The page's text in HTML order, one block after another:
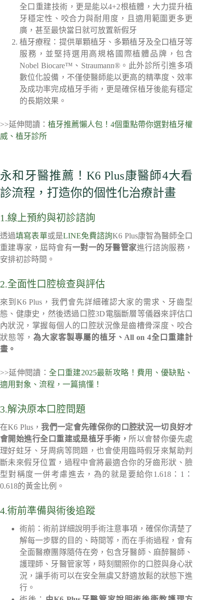
全口重建技術，更是能以4+2根植體，大力提升植
牙穩定性、咬合力與耐用度，且適用範圍更多更
廣，甚至最快當日就可放置新假牙
植牙療程：提供單顆植牙、多顆植牙及全口植牙等
服務，並堅持選用高規格國際植體品牌，包含
Nobel Biocare™、Straumann®。此外診所引進多項
數位化設備，不僅使醫師能以更高的精準度、效率
及成功率完成植牙手術，更是確保植牙後能有穩定
的長期效果。
>>延伸閱讀：植牙推薦懶人包！4個重點帶你選對植牙權
威、植牙診所
永和牙醫推薦！K6 Plus康醫師4大看
診流程，打造你的個性化治療計畫
1.線上預約與初診諮詢
透過填寫表單或是LINE免費諮詢K6 Plus康智為醫師全口
重建專家，屆時會有一對一的牙醫管家進行諮詢服務，
安排初診時間。
2.全面性口腔檢查與評估
來到K6 Plus，我們會先詳細確認大家的需求、牙齒型
態、健康史，然後透過口腔3D電腦斷層等儀器來評估口
內狀況，掌握每個人的口腔狀況像是齒槽骨深度、咬合
狀態等， 為大家客製專屬的植牙、All on 4全口重建計
畫。
>>延伸閱讀：全口重建2025最新攻略！費用、優缺點、
適用對象、流程，一篇搞懂！
3.解決原本口腔問題
在K6 Plus，我們一定會先確保你的口腔狀況一切良好才
會開始進行全口重建或是植牙手術， 所以會替你優先處
理好蛀牙、牙周病等問題，也會使用臨時假牙來幫助判
斷未來假牙位置，過程中會將最適合你的牙齒形狀、臉
型對稱度一併考慮進去，為的就是要給你1.618：1：
0.618的黃金比例。
4.術前準備與術後追蹤
術前：術前詳細說明手術注意事項，確保你清楚了
解每一步驟的目的、時間等，而在手術過程，會有
全面醫療團隊隨侍在旁，包含牙醫師、麻醉醫師、
護理師、牙醫管家等，時刻關照你的口腔與身心狀
況，讓手術可以在安全無虞又舒適放鬆的狀態下進
行。